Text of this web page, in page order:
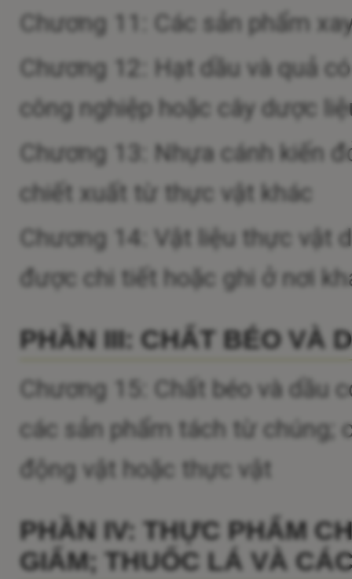
Chương 11: Các sản phẩm
Chương 12: Hạt dầu và quả
công nghiệp hoặc cây dược
Chương 13: Nhựa cánh kiến
chiết xuất từ thực vật khác
Chương 14: Vật liệu thực vật
được chi tiết hoặc ghi ở nơi
PHẦN III: CHẤT BÉO VÀ
Chương 15: Chất béo và dầu
các sản phẩm tách từ chúng;
động vật hoặc thực vật
PHẦN IV: THỰC PHẨM
GIẤM; THUỐC LÁ VÀ